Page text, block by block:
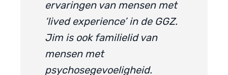
ervaringen van mensen met
‘lived experience’ in de GGZ.
Jim is ook familielid van
mensen met
psychosegevoeligheid.